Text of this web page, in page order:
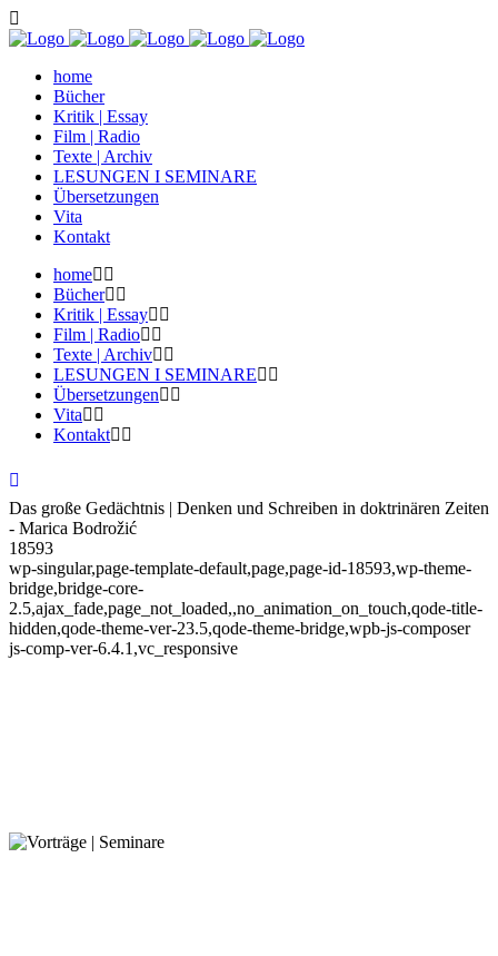
home
Bücher
Kritik | Essay
Film | Radio
Texte | Archiv
LESUNGEN I SEMINARE
Übersetzungen
Vita
Kontakt
home
Bücher
Kritik | Essay
Film | Radio
Texte | Archiv
LESUNGEN I SEMINARE
Übersetzungen
Vita
Kontakt
Das große Gedächtnis | Denken und Schreiben in doktrinären Zeiten
- Marica Bodrožić
18593
wp-singular,page-template-default,page,page-id-18593,wp-theme-
bridge,bridge-core-
2.5,ajax_fade,page_not_loaded,,no_animation_on_touch,qode-title-
hidden,qode-theme-ver-23.5,qode-theme-bridge,wpb-js-composer
js-comp-ver-6.4.1,vc_responsive